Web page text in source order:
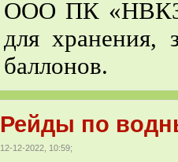
ООО ПК «НВКЗ
для хранения,
баллонов.
Рейды по
12-12-2022, 10:59;